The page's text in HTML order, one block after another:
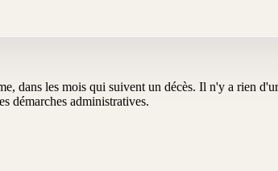
dans les mois qui suivent un décès. Il n'y a rien
démarches administratives.